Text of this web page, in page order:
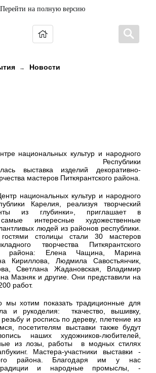
Перейти на полную версию
→ Новости
национальных культур и народного
Республики
выставка изделий декоративно-
мастеров Питкярантского района.
национальных культур и народного
Карелия, реализуя творческий
из глубинки», приглашает в
интересные художественные
людей из районов республики.
столицы стали 30 мастеров
творчества Питкярантского
района: Елена Чащина, Марина
Кириллова, Людмила Савостьянчик,
Светлана Жадановская, Владимир
Мазняк и другие. Они представили на
работ.
хотим показать традиционные для
и рукоделия: ткачество, вышивку,
и роспись по дереву, плетение из
посетителям выставки также будут
наших художников-любителей,
из лозы, работы в модных стилях
Мастера-участники выставки -
района. Благодаря им у нас
и народные промыслы, -